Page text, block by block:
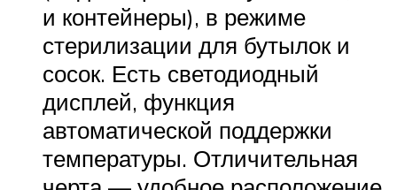
и контейнеры), в режиме
стерилизации для бутылок и
сосок. Есть светодиодный
дисплей, функция
автоматической поддержки
температуры. Отличительная